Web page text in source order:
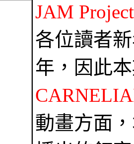
JAM
各位讀者
年，因此
動畫方面